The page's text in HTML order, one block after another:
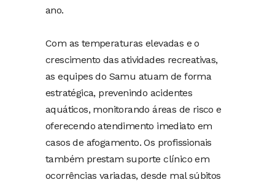
ano.
Com as temperaturas elevadas e o
crescimento das atividades recreativas,
as equipes do Samu atuam de forma
estratégica, prevenindo acidentes
aquáticos, monitorando áreas de risco e
oferecendo atendimento imediato em
casos de afogamento. Os profissionais
também prestam suporte clínico em
ocorrências variadas, desde mal súbitos